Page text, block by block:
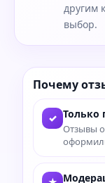
другим
выбор.
Почему
✓ Только
Отзывы